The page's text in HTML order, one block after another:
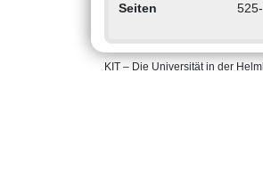
Seiten
KIT – Die Universität in der